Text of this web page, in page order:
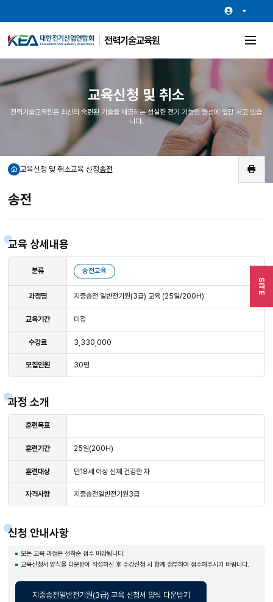
SITE
전력기술교육원
전
교육신청 및 취소
전력기술교육원은 최신의 숙련된 기술을 제공하는 성실한 전기 기능인 양성에 앞장 서고 있습
니다.
홈교육신청 및 취소교육 신청송전
인
쇄
송전
교육 상세내용
분류 송전교육
과정명 지중송전 일반전기원(3급) 교육 (25일/200H)
교육기간 미정
수강료 3,330,000
모집인원 30명
과정 소개
훈련목표
훈련기간 25일(200H)
훈련대상 만18세 이상 신체 건강한 자
자격사항 지중송전일반전기원3급
신청 안내사항
모든 교육 과정은 선착순 접수 마감됩니다.
교육신청서 양식을 다운받아 작성하신 후 수강신청 시 함께 첨부하여 접수해주시기 바랍니다.
지중송전일반전기원(3급) 교육 신청서 양식 다운받기